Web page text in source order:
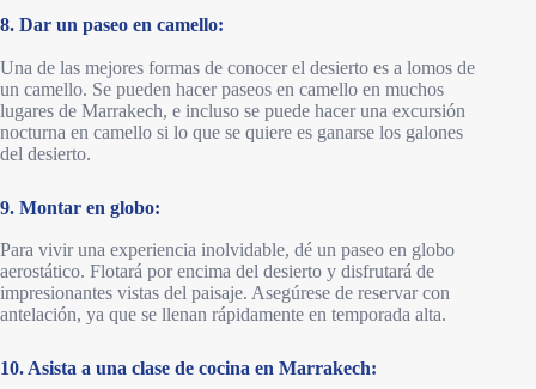
8. Dar un paseo en camello:
Una de las mejores formas de conocer el desierto es a lomos de
un camello. Se pueden hacer paseos en camello en muchos
lugares de Marrakech, e incluso se puede hacer una excursión
nocturna en camello si lo que se quiere es ganarse los galones
del desierto.
9. Montar en globo:
Para vivir una experiencia inolvidable, dé un paseo en globo
aerostático. Flotará por encima del desierto y disfrutará de
impresionantes vistas del paisaje. Asegúrese de reservar con
antelación, ya que se llenan rápidamente en temporada alta.
10. Asista a una clase de cocina en Marrakech: